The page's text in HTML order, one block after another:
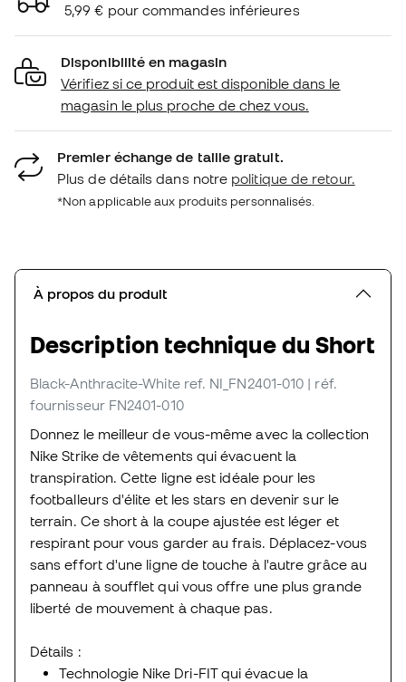
5,99 € pour commandes inférieures
Disponibilité en magasin
Vérifiez si ce produit est disponible dans le
magasin le plus proche de chez vous.
Premier échange de taille gratuit.
Plus de détails dans notre politique de retour.
*Non applicable aux produits personnalisés.
À propos du produit
Description technique du Short
Black-Anthracite-White ref. NI_FN2401-010 | réf.
fournisseur FN2401-010
Donnez le meilleur de vous-même avec la collection
Nike Strike de vêtements qui évacuent la
transpiration. Cette ligne est idéale pour les
footballeurs d'élite et les stars en devenir sur le
terrain. Ce short à la coupe ajustée est léger et
respirant pour vous garder au frais. Déplacez-vous
sans effort d'une ligne de touche à l'autre grâce au
panneau à soufflet qui vous offre une plus grande
liberté de mouvement à chaque pas.
Détails :
Technologie Nike Dri-FIT qui évacue la